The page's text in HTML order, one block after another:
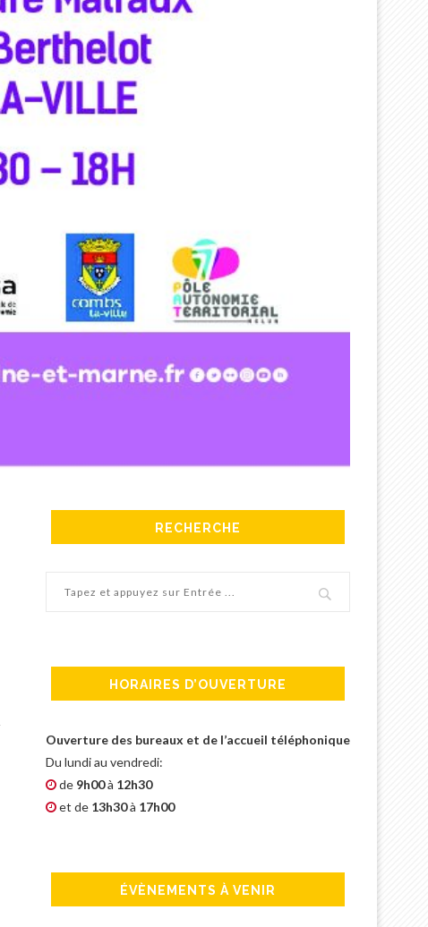
L’INTERVIEW DE NOTRE
RECHERCHE
HORAIRES D’OUVERTURE
Ouverture des bureaux et de l’accueil téléphonique
Du lundi au vendredi:
de 9h00à 12h30
et de 13h30à 17h00
ÉVÈNEMENTS À VENIR